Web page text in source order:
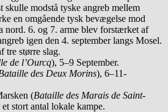
skulle modstå tyske angreb mellem
en omgående tysk bevægelse mod
nord. 6. og 7. arme blev forstærket af
igen den 4. september langs Mosel.
tre større slag.
de l’Ourcq), 5–9 September.
des Deux Morins), 6–11-
(Bataille des Marais de Saint-
stort antal lokale kampe.